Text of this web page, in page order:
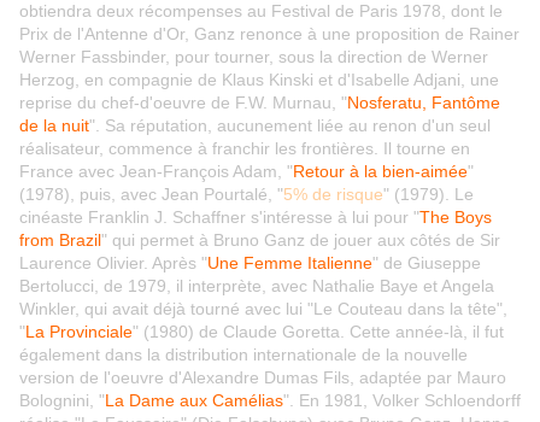
obtiendra deux récompenses au Festival de Paris 1978, dont le
Prix de l'Antenne d'Or, Ganz renonce à une proposition de Rainer
Werner Fassbinder, pour tourner, sous la direction de Werner
Herzog, en compagnie de Klaus Kinski et d'Isabelle Adjani, une
reprise du chef-d'oeuvre de F.W. Murnau, "Nosferatu, Fantôme
de la nuit". Sa réputation, aucunement liée au renon d'un seul
réalisateur, commence à franchir les frontières. Il tourne en
France avec Jean-François Adam, "Retour à la bien-aimée"
(1978), puis, avec Jean Pourtalé, "5% de risque" (1979). Le
cinéaste Franklin J. Schaffner s'intéresse à lui pour "The Boys
from Brazil" qui permet à Bruno Ganz de jouer aux côtés de Sir
Laurence Olivier. Après "Une Femme Italienne" de Giuseppe
Bertolucci, de 1979, il interprète, avec Nathalie Baye et Angela
Winkler, qui avait déjà tourné avec lui "Le Couteau dans la tête",
"La Provinciale" (1980) de Claude Goretta. Cette année-là, il fut
également dans la distribution internationale de la nouvelle
version de l'oeuvre d'Alexandre Dumas Fils, adaptée par Mauro
Bolognini, "La Dame aux Camélias". En 1981, Volker Schloendorff